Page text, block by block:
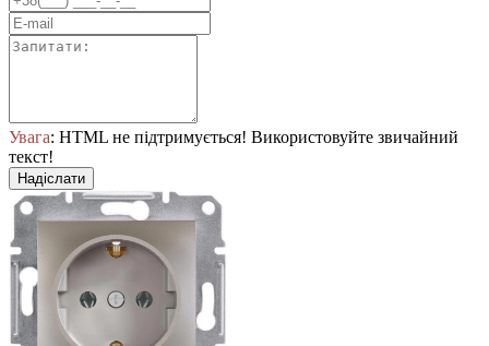
Увага: HTML не підтримується! Використовуйте звичайний
текст!
Надіслати